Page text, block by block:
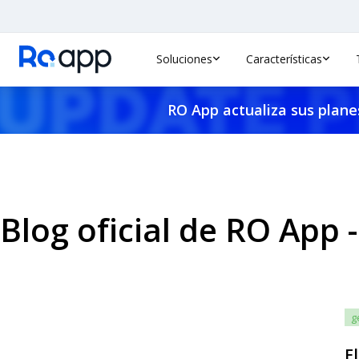
Soluciones Características
RO App actualiza sus
Blog oficial de RO App